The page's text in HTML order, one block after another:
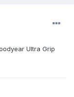
Ultra Grip